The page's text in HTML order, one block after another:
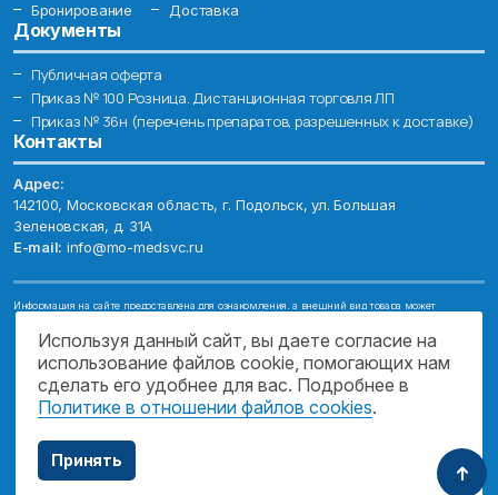
Бронирование
Доставка
Документы
Публичная оферта
Приказ № 100 Розница. Дистанционная торговля ЛП
Приказ № 36н (перечень препаратов, разрешенных к доставке)
Контакты
Адрес:
142100, Московская область, г. Подольск, ул. Большая
Зеленовская, д. 31А
E-mail: info@mo-medsvc.ru
Информация на сайте предоставлена для ознакомления, а внешний вид товара может
Имеются противопоказания, проконсультируйтесь со специалистом!
© 2026. ГОСУДАРСТВЕННОЕ БЮДЖЕТНОЕ УЧРЕЖДЕНИЕ МОСКОВСКОЙ
ОБЛАСТИ "МОСОБЛМЕДСЕРВИС"
ПОДДЕРЖКА САЙТА
Используя данный сайт, вы даете согласие на
использование файлов cookie, помогающих нам
сделать его удобнее для вас. Подробнее в
Политике в отношении файлов cookies.
Принять